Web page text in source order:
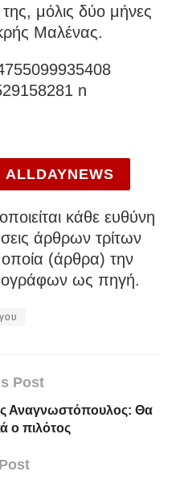
μόλις δύο μήνες
Μαλένας.
κάθε ευθύνη
άρθρων τρίτων
οποία (άρθρα) την
ως πηγή.
Post
Αναγνωστόπουλος: Θα
ο πιλότος